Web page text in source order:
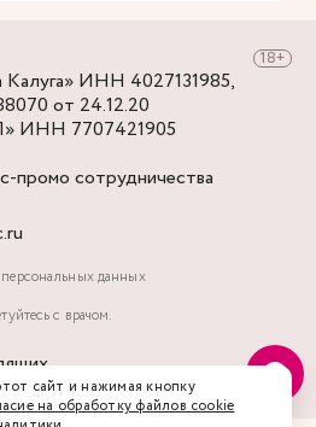
ИНН 4027131985,
от 24.12.20
ИНН 7707421905
промо сотрудничества
данных
с врачом.
сайт и нажимая кнопку
на обработку файлов cookie